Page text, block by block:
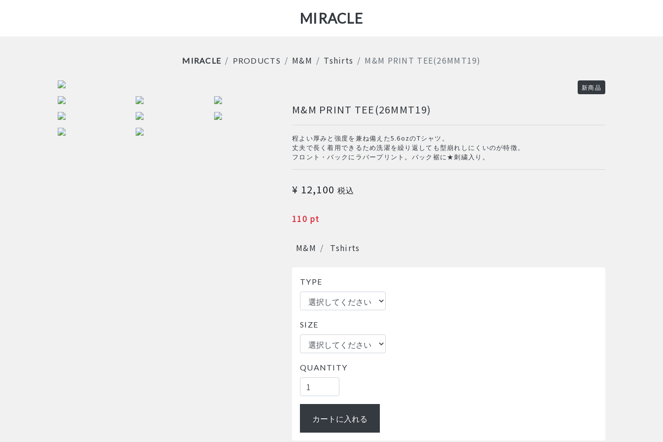
MIRACLE
MIRACLE PRODUCTS M&M Tshirts M&M PRINT TEE(26MMT19)
新商品
M&M PRINT TEE(26MMT19)
程よい厚みと強度を兼ね備えた5.6ozのTシャツ。
丈夫で長く着用できるため洗濯を繰り返しても型崩れしにくいのが特徴。
フロント・バックにラバープリント。バック裾に★刺繍入り。
¥ 12,100 税込
POINT
110 pt
M&M Tshirts
TYPE
SIZE
QUANTITY
カートに入れる